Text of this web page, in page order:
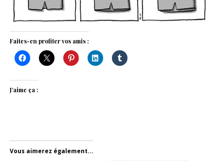
Faites-en profiter vos amis :
J’aime ça :
Vous aimerez également...